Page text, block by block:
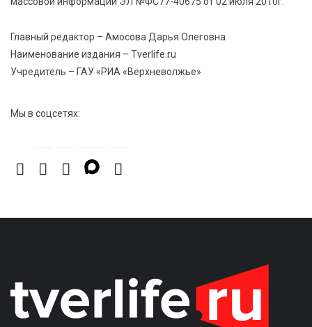
Главный редактор – Амосова Дарья Олеговна
Наименование издания – Tverlife.ru
Учредитель – ГАУ «РИА «Верхневолжье»
Мы в соцсетях: